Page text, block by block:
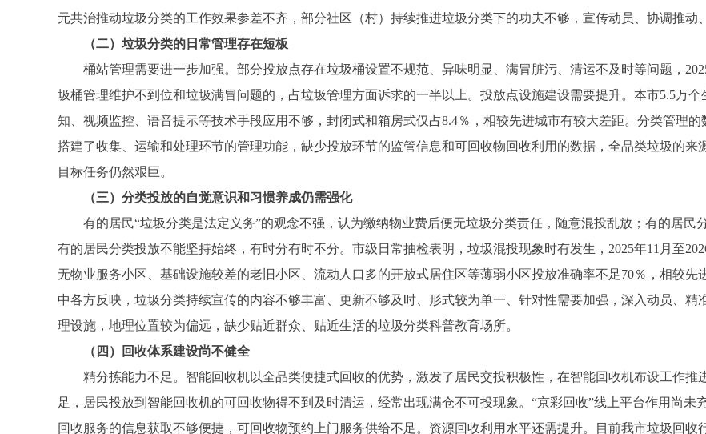
元共治推动垃圾分类的工作效果参差不齐，部分社区（村）持续推进垃圾分类下的功夫不够，宣传动员、协调推动
（二）垃圾分类的日常管理存在短板
桶站管理需要进一步加强。部分投放点存在垃圾桶设置不规范、异味明显、满冒脏污、清运不及时等问题，
圾桶管理维护不到位和垃圾满冒问题的，占垃圾管理方面诉求的一半以上。投放点设施建设需要提升。本市5.5万
知、视频监控、语音提示等技术手段应用不够，封闭式和箱房式仅占8.4％，相较先进城市有较大差距。分类管理
搭建了收集、运输和处理环节的管理功能，缺少投放环节的监管信息和可回收物回收利用的数据，全品类垃圾的
目标任务仍然艰巨。
（三）分类投放的自觉意识和习惯养成仍需强化
有的居民“垃圾分类是法定义务”的观念不强，认为缴纳物业费后便无垃圾分类责任，随意混投乱放；有的居民
有的居民分类投放不能坚持始终，有时分有时不分。市级日常抽检表明，垃圾混投现象时有发生，2025年11月至
无物业服务小区、基础设施较差的老旧小区、流动人口多的开放式居住区等薄弱小区投放准确率不足70％，相较
中各方反映，垃圾分类持续宣传的内容不够丰富、更新不够及时、形式较为单一、针对性需要加强，深入动员、
理设施，地理位置较为偏远，缺少贴近群众、贴近生活的垃圾分类科普教育场所。
（四）回收体系建设尚不健全
精分拣能力不足。智能回收机以全品类便捷式回收的优势，激发了居民交投积极性，在智能回收机布设工作推
足，居民投放到智能回收机的可回收物得不到及时清运，经常出现满仓不可投现象。“京彩回收”线上平台作用尚未
回收服务的信息获取不够便捷，可回收物预约上门服务供给不足。资源回收利用水平还需提升。目前我市垃圾回